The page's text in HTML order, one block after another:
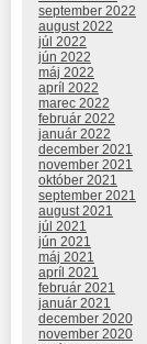
september 2022
august 2022
júl 2022
jún 2022
máj 2022
apríl 2022
marec 2022
február 2022
január 2022
december 2021
november 2021
október 2021
september 2021
august 2021
júl 2021
jún 2021
máj 2021
apríl 2021
február 2021
január 2021
december 2020
november 2020